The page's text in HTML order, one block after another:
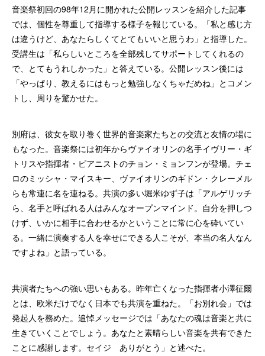
音楽祭初回の98年12月に開かれた公開レッスンを紹介した記事
では、個性を尊重して指導する様子を報じている。「私と感じ方
は違うけど、あなたらしくてとてもいいと思うわ」と指導した。
受講生は「私らしいところを全部残してサポートしてくれるの
で、とてもうれしかった」と答えている。公開レッスン後には
「やっぱり、教えるにはもっと勉強しなくちゃだめね」とコメン
トし、周りを驚かせた。
別府は、彼女を取り巻く世界的音楽家たちとの交流と友情の場に
もなった。音楽祭には初年からヴァイオリンの名手イヴリー・ギ
トリスや指揮者・ピアニストのチョン・ミョンフンが登場。チェ
ロのミッシャ・マイスキー、ヴァイオリンのギドン・クレーメル
らも常連に名を連ねる。共演の多い堀米ゆず子は「アルゲリッチ
ら、名手と呼ばれる人はみんなオープンマインド。自分を押しつ
けず、いかに相手に合わせるかということに常に心を砕いてい
る。一緒に演奏する人を幸せにできる人こそが、本当の名人なん
ですよね」と語っている。
共演者たちへの強い思いもある。昨年亡くなった指揮者小澤征爾
とは、欧米だけでなく日本でも共演を重ねた。「お別れ会」では
発起人を務めた。追悼メッセージでは「あなたの魂は音楽と共に
生きていくことでしょう。あなたと素晴らしい音楽を共有できた
ことに感謝します。セイジ ありがとう」と述べた。